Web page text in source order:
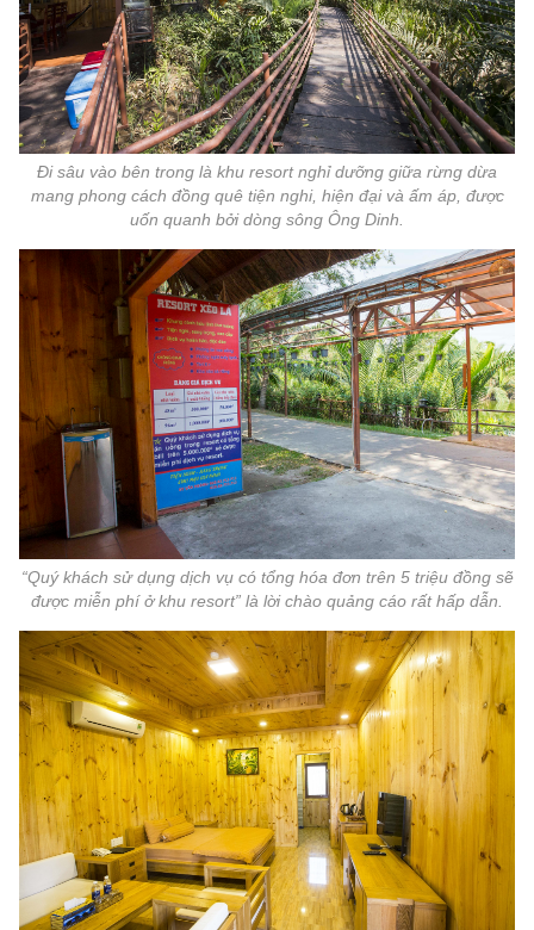
Đi sâu vào bên trong là khu resort nghỉ dưỡng giữa rừng dừa
mang phong cách đồng quê tiện nghi, hiện đại và ấm áp, được
uốn quanh bởi dòng sông Ông Dinh.
“Quý khách sử dụng dịch vụ có tổng hóa đơn trên 5 triệu đồng sẽ
được miễn phí ở khu resort” là lời chào quảng cáo rất hấp dẫn.